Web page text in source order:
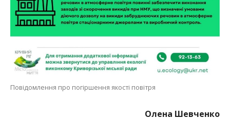
Повідомлення про погіршення якості повітря
Олена Шевченко